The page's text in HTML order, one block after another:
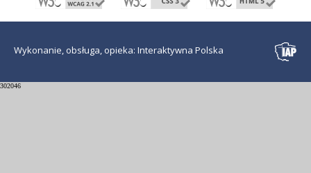
Wykonanie, obsługa, opieka: Interaktywna Polska
302046